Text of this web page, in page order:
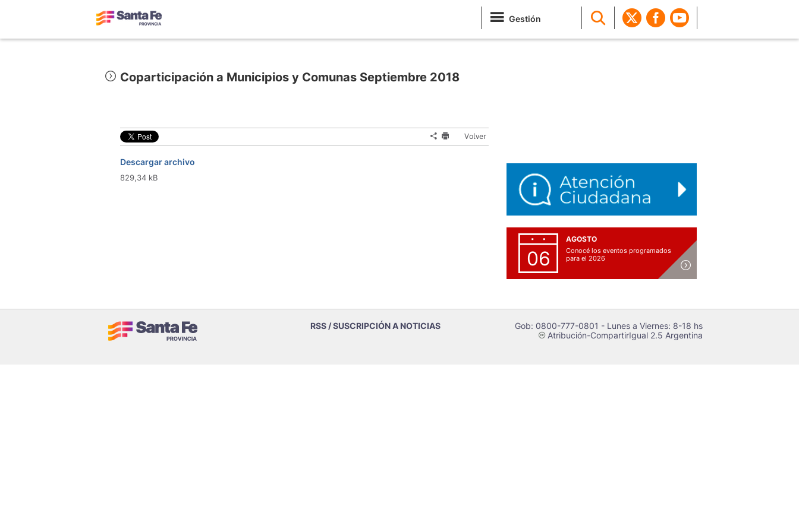
Gestión
Coparticipación a Municipios y Comunas Septiembre 2018
Volver
Descargar archivo
829,34 kB
06
AGOSTO
Conocé los eventos programados
para el 2026
RSS / SUSCRIPCIÓN A NOTICIAS Gob: 0800-777-0801 - Lunes a Viernes: 8-18 hs
cAtribución-CompartirIgual 2.5 Argentina